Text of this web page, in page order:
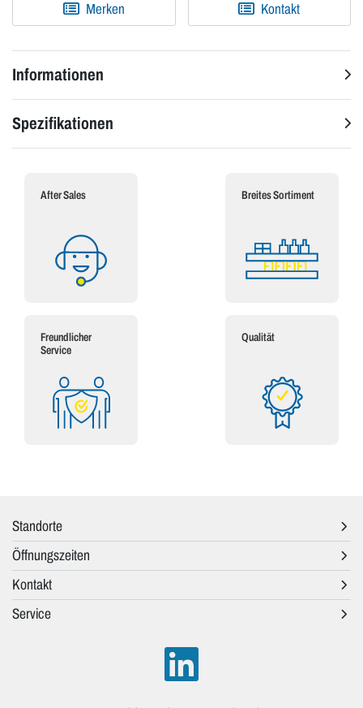
Merken Kontakt
Informationen
Spezifikationen
After Sales Breites Sortiment
Freundlicher
Service
Qualität
Standorte
Öffnungszeiten
Kontakt
Service